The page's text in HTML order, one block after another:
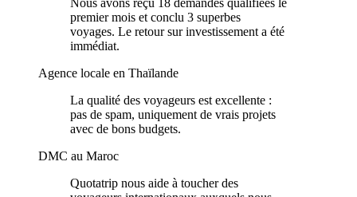
Nous avons reçu 18 demandes qualifiées le
premier mois et conclu 3 superbes
voyages. Le retour sur investissement a été
immédiat.
Agence locale en Thaïlande
La qualité des voyageurs est excellente :
pas de spam, uniquement de vrais projets
avec de bons budgets.
DMC au Maroc
Quotatrip nous aide à toucher des